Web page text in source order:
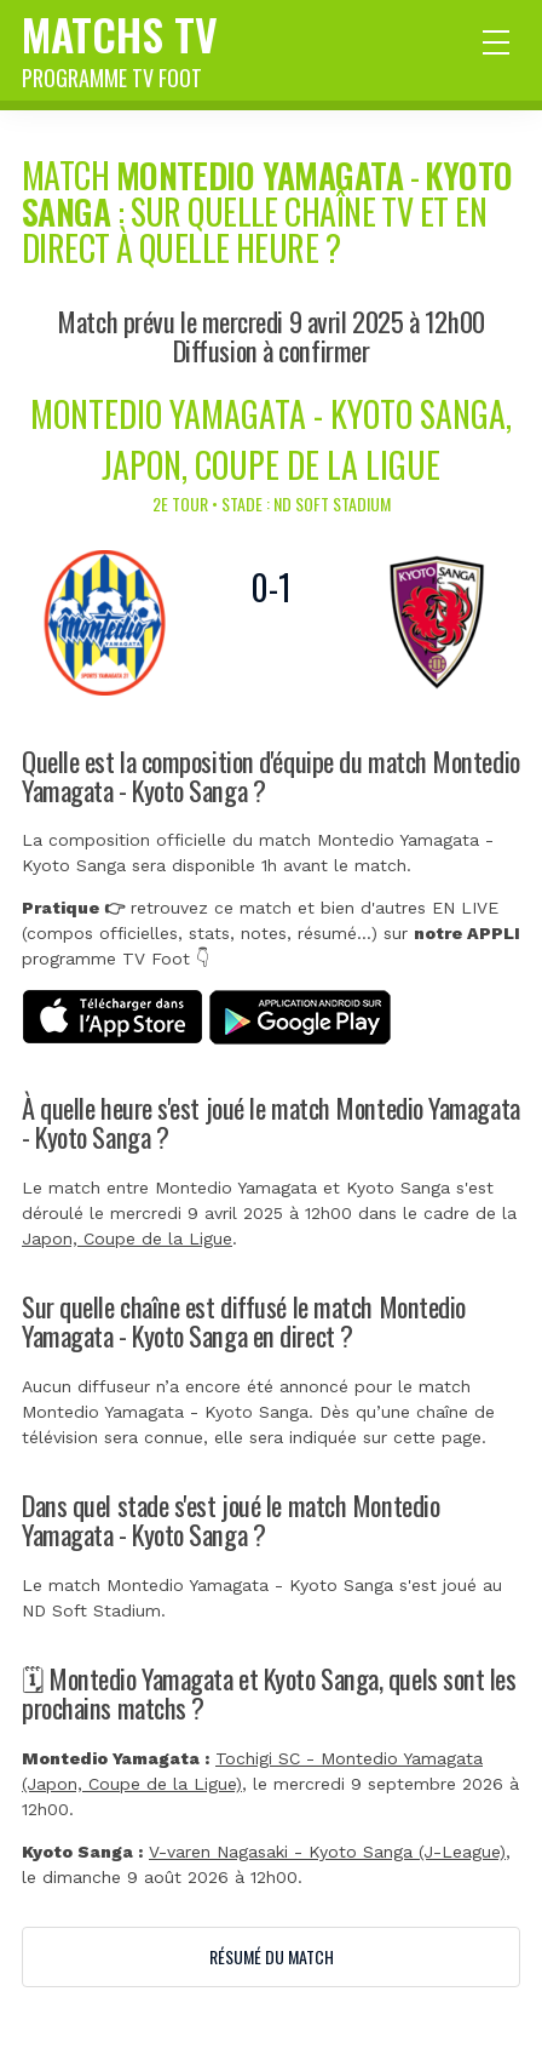
MATCHS TV
PROGRAMME TV FOOT
MATCH MONTEDIO YAMAGATA-KYOTO
SANGA: SUR QUELLE CHAÎNE TV ET EN
DIRECT À QUELLE HEURE ?
Match prévu le mercredi 9 avril 2025 à 12h00
Diffusion à confirmer
MONTEDIO YAMAGATA - KYOTO SANGA,
JAPON, COUPE DE LA LIGUE
2E TOUR • STADE : ND SOFT STADIUM
0-1
Quelle est la composition d'équipe du match Montedio
Yamagata - Kyoto Sanga ?
La composition officielle du match Montedio Yamagata -
Kyoto Sanga sera disponible 1h avant le match.
Pratique 👉retrouvez ce match et bien d'autres EN LIVE
(compos officielles, stats, notes, résumé...) sur notre APPLI
programme TV Foot 👇
À quelle heure s'est joué le match Montedio Yamagata
- Kyoto Sanga ?
Le match entre Montedio Yamagata et Kyoto Sanga s'est
déroulé le mercredi 9 avril 2025 à 12h00 dans le cadre de la
Japon, Coupe de la Ligue.
Sur quelle chaîne est diffusé le match Montedio
Yamagata - Kyoto Sanga en direct ?
Aucun diffuseur n’a encore été annoncé pour le match
Montedio Yamagata - Kyoto Sanga. Dès qu’une chaîne de
télévision sera connue, elle sera indiquée sur cette page.
Dans quel stade s'est joué le match Montedio
Yamagata - Kyoto Sanga ?
Le match Montedio Yamagata - Kyoto Sanga s'est joué au
ND Soft Stadium.
🗓️ Montedio Yamagata et Kyoto Sanga, quels sont les
prochains matchs ?
Montedio Yamagata : Tochigi SC - Montedio Yamagata
(Japon, Coupe de la Ligue), le mercredi 9 septembre 2026 à
12h00.
Kyoto Sanga : V-varen Nagasaki - Kyoto Sanga (J-League),
le dimanche 9 août 2026 à 12h00.
RÉSUMÉ DU MATCH